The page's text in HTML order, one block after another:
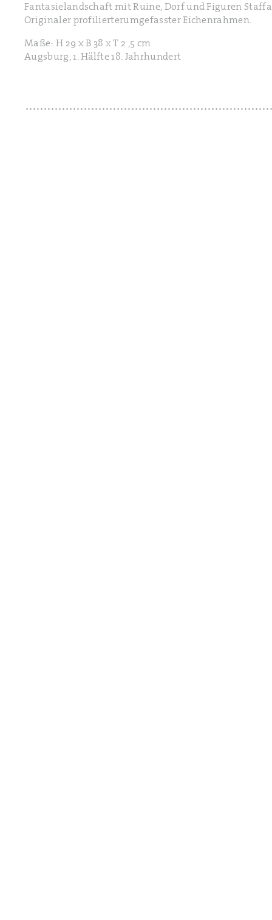
Fantasielandschaft mit Ruine, Dorf und Figuren
Originaler profilierterumgefasster Eichenrahmen.
Maße: H 29 x B 38 x T 2 ,5 cm
Augsburg, 1. Hälfte 18. Jahrhundert